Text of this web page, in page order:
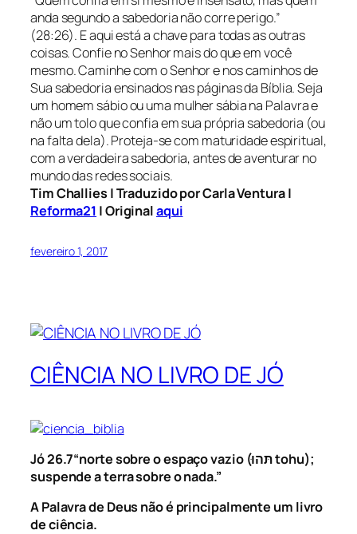
anda segundo a sabedoria não corre perigo.”
(28:26). E aqui está a chave para todas as outras
coisas. Confie no Senhor mais do que em você
mesmo. Caminhe com o Senhor e nos caminhos de
Sua sabedoria ensinados nas páginas da Bíblia. Seja
um homem sábio ou uma mulher sábia na Palavra e
não um tolo que confia em sua própria sabedoria (ou
na falta dela). Proteja-se com maturidade espiritual,
com a verdadeira sabedoria, antes de aventurar no
mundo das redes sociais.
Tim Challies | Traduzido por Carla Ventura |
Reforma21 | Originalaqui
fevereiro 1, 2017
CIÊNCIA NO LIVRO DE JÓ
Jó 26.7“norte sobre o espaço vazio (תּהוּ tohu);
suspende a terra sobre o nada.”
A Palavra de Deus não é principalmente um livro
de ciência.